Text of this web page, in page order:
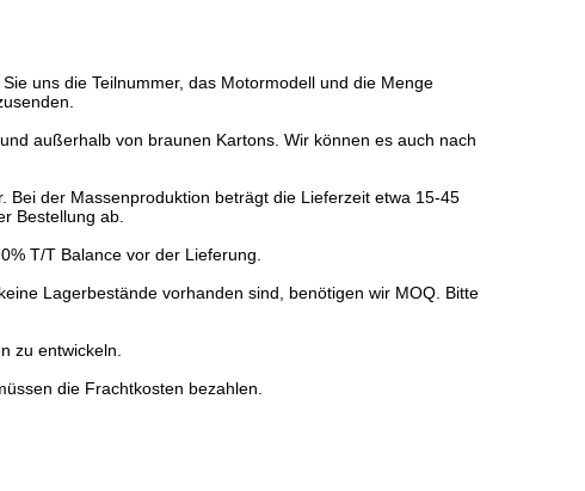
uns die Teilnummer, das Motormodell und die Menge
außerhalb von braunen Kartons. Wir können es auch nach
Bei der Massenproduktion beträgt die Lieferzeit etwa 15-45
Bestellung ab.
T/T Balance vor der Lieferung.
Lagerbestände vorhanden sind, benötigen wir MOQ. Bitte
zu entwickeln.
die Frachtkosten bezahlen.